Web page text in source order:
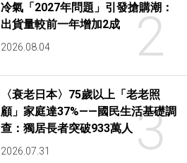
2
冷氣「2027年問題」引發搶購潮：
出貨量較前一年增加2成
2026.08.04
3
〈衰老日本〉75歲以上「老老照
顧」家庭達37%——國民生活基礎調
查：獨居長者突破933萬人
2026.07.31